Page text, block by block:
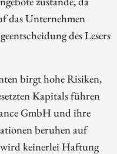
das Unternehmen
des Lesers
birgt hohe Risiken,
Kapitals führen
GmbH und ihre
beruhen auf
keinerlei Haftung